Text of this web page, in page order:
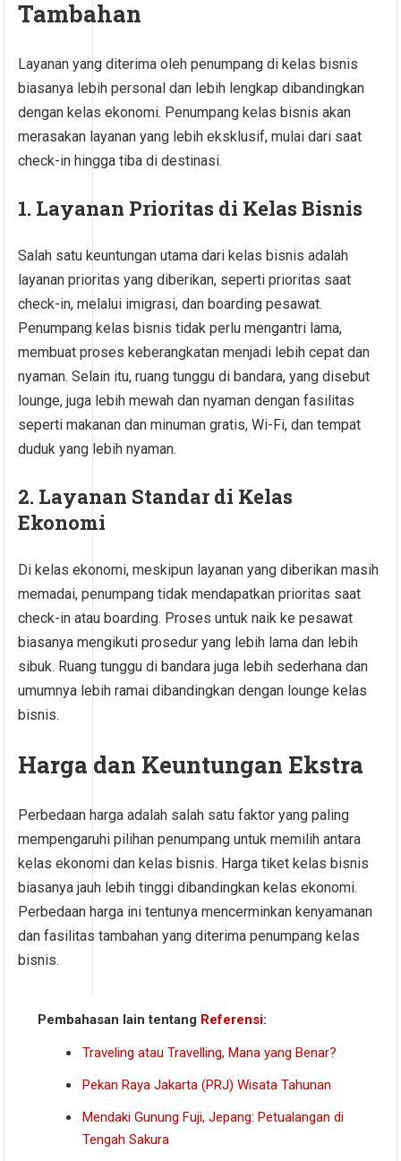
Tambahan
Layanan yang diterima oleh penumpang di kelas bisnis
biasanya lebih personal dan lebih lengkap dibandingkan
dengan kelas ekonomi. Penumpang kelas bisnis akan
merasakan layanan yang lebih eksklusif, mulai dari saat
check-in hingga tiba di destinasi.
1. Layanan Prioritas di Kelas Bisnis
Salah satu keuntungan utama dari kelas bisnis adalah
layanan prioritas yang diberikan, seperti prioritas saat
check-in, melalui imigrasi, dan boarding pesawat.
Penumpang kelas bisnis tidak perlu mengantri lama,
membuat proses keberangkatan menjadi lebih cepat dan
nyaman. Selain itu, ruang tunggu di bandara, yang disebut
lounge, juga lebih mewah dan nyaman dengan fasilitas
seperti makanan dan minuman gratis, Wi-Fi, dan tempat
duduk yang lebih nyaman.
2. Layanan Standar di Kelas
Ekonomi
Di kelas ekonomi, meskipun layanan yang diberikan masih
memadai, penumpang tidak mendapatkan prioritas saat
check-in atau boarding. Proses untuk naik ke pesawat
biasanya mengikuti prosedur yang lebih lama dan lebih
sibuk. Ruang tunggu di bandara juga lebih sederhana dan
umumnya lebih ramai dibandingkan dengan lounge kelas
bisnis.
Harga dan Keuntungan Ekstra
Perbedaan harga adalah salah satu faktor yang paling
mempengaruhi pilihan penumpang untuk memilih antara
kelas ekonomi dan kelas bisnis. Harga tiket kelas bisnis
biasanya jauh lebih tinggi dibandingkan kelas ekonomi.
Perbedaan harga ini tentunya mencerminkan kenyamanan
dan fasilitas tambahan yang diterima penumpang kelas
bisnis.
Pembahasan lain tentang Referensi:
Traveling atau Travelling, Mana yang Benar?
Pekan Raya Jakarta (PRJ) Wisata Tahunan
Mendaki Gunung Fuji, Jepang: Petualangan di
Tengah Sakura